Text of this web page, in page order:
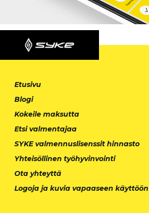
Etusivu
Blogi
Kokeile maksutta
Etsi valmentajaa
SYKE valmennuslisenssit hinnasto
Yhteisöllinen työhyvinvointi
Ota yhteyttä
Logoja ja kuvia vapaaseen käyttöön